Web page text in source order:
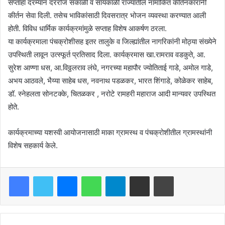
सप्ताहा दरम्यान दररोज सकाळी व सायंकाळी राज्यातील नामांकित कीर्तनकारांनी
कीर्तन सेवा दिली. तसेच भाविकांसाठी दिवसरात्र भोजन व्यवस्था करण्यात आली
होती. विविध धार्मिक कार्यक्रमांमुळे सप्ताह विशेष आकर्षण ठरला.
या कार्यक्रमाला पंचक्रोशीसह इतर तालुके व जिल्ह्यांतील नागरिकांनी मोठ्या संख्येने
उपस्थिती लावून उत्स्फूर्त प्रतिसाद दिला. कार्यक्रमास खा.रामराव वडकुते, आ.
सुरेश आण्णा धस, आ.विठ्ठलराव लंघे, नगरच्या महापौर ज्योतिताई गाडे, अमोल गाडे,
अभय आठवले, भैय्या साहेब धस, नवनाथ पडळकर, भारत शिंगाडे, कोळेकर साहेब,
डॉ. स्नेहलता सोनटक्के, चितळकर , नरोटे रामहरी महाराज आदी मान्यवर उपस्थित
होते.
कार्यक्रमाच्या यशस्वी आयोजनासाठी माका ग्रामस्थ व पंचक्रोशीतील ग्रामस्थांनी
विशेष सहकार्य केले.
FacebookTwitter MessengerWhatsAppTelegramShare via Email Print